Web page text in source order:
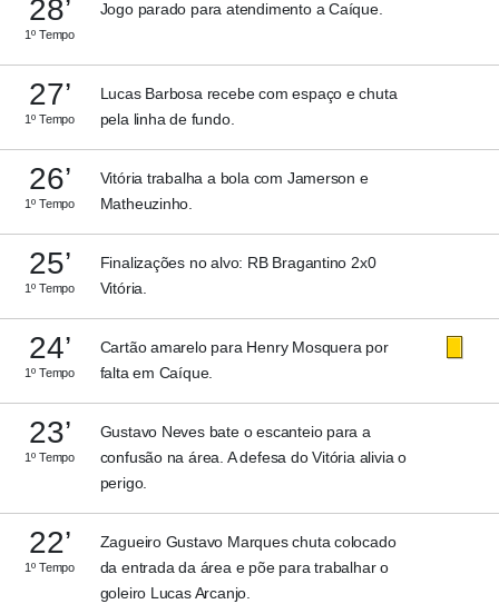
28’
1º Tempo
Jogo parado para atendimento a Caíque.
27’
1º Tempo
Lucas Barbosa recebe com espaço e chuta
pela linha de fundo.
26’
1º Tempo
Vitória trabalha a bola com Jamerson e
Matheuzinho.
25’
1º Tempo
Finalizações no alvo: RB Bragantino 2x0
Vitória.
24’
1º Tempo
Cartão amarelo para Henry Mosquera por
falta em Caíque.
23’
1º Tempo
Gustavo Neves bate o escanteio para a
confusão na área. A defesa do Vitória alivia o
perigo.
22’
1º Tempo
Zagueiro Gustavo Marques chuta colocado
da entrada da área e põe para trabalhar o
goleiro Lucas Arcanjo.